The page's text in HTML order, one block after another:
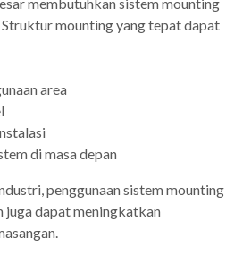
mounting yang tepat dapat
area
di masa depan
penggunaan sistem mounting
juga dapat meningkatkan